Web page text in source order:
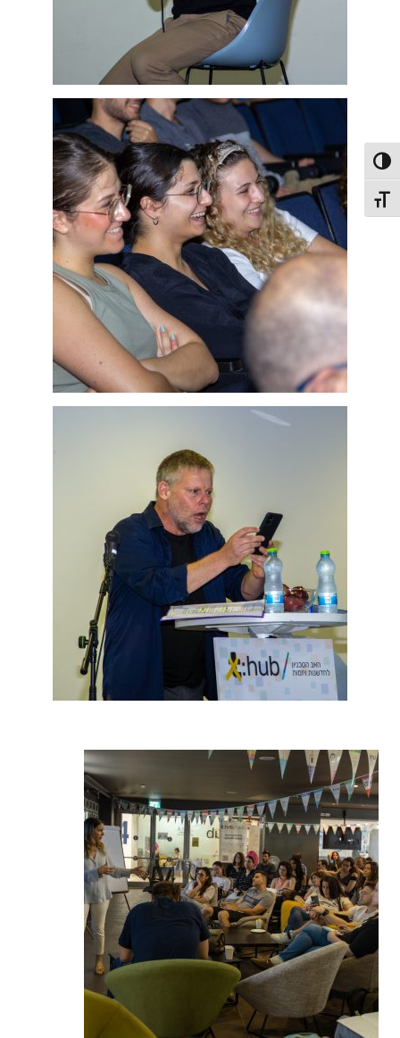
הפעל/כבה ניגודיות גבוהה
מתג גודל גופן